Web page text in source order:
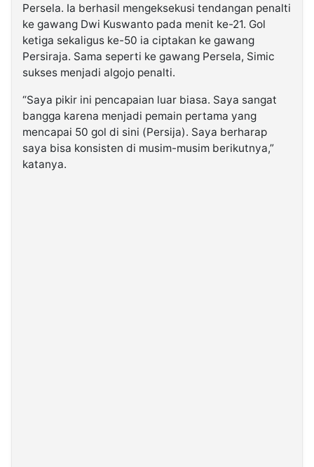
Persela. Ia berhasil mengeksekusi tendangan penalti
ke gawang Dwi Kuswanto pada menit ke-21. Gol
ketiga sekaligus ke-50 ia ciptakan ke gawang
Persiraja. Sama seperti ke gawang Persela, Simic
sukses menjadi algojo penalti.
“Saya pikir ini pencapaian luar biasa. Saya sangat
bangga karena menjadi pemain pertama yang
mencapai 50 gol di sini (Persija). Saya berharap
saya bisa konsisten di musim-musim berikutnya,”
katanya.